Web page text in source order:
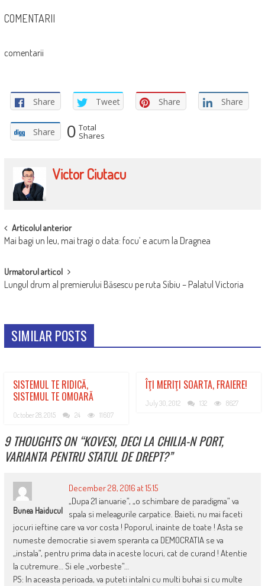
COMENTARII
comentarii
Share Tweet Share Share
Share 0 Total
Shares
Victor Ciutacu
POST
NAVIGATION
Articolul anterior
Mai bagi un leu, mai tragi o data: focu’ e acum la Dragnea
Urmatorul articol
Lungul drum al premierului Băsescu pe ruta Sibiu – Palatul Victoria
SIMILAR POSTS
SISTEMUL TE RIDICĂ,
SISTEMUL TE OMOARĂ
October 28, 2015 24 11607
ÎŢI MERIŢI SOARTA, FRAIERE!
July 30, 2012 132 8627
9 THOUGHTS ON “KOVESI, DECI LA CHILIA-N PORT,
VARIANTA PENTRU STATUL DE DREPT?”
Bunea Haiducul
December 28, 2016 at 15:15
„Dupa 21 ianuarie”, „o schimbare de paradigma” va
spala si meleagurile carpatice. Baieti, nu mai faceti
jocuri ieftine care va vor costa ! Poporul, inainte de toate ! Asta se
numeste democratie si avem speranta ca DEMOCRATIA se va
„instala”, pentru prima data in aceste locuri, cat de curand ! Atentie
la cutremure… Si ele „vorbeste”…
PS: In aceasta perioada, va puteti intalni cu multi buhai si cu multe